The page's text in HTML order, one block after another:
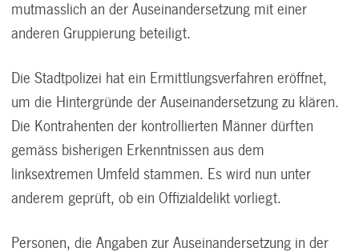
mutmasslich an der Auseinandersetzung mit einer
anderen Gruppierung beteiligt.
Die Stadtpolizei hat ein Ermittlungsverfahren eröffnet,
um die Hintergründe der Auseinandersetzung zu klären.
Die Kontrahenten der kontrollierten Männer dürften
gemäss bisherigen Erkenntnissen aus dem
linksextremen Umfeld stammen. Es wird nun unter
anderem geprüft, ob ein Offizialdelikt vorliegt.
Personen, die Angaben zur Auseinandersetzung in der